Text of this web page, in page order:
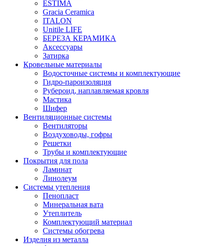
ESTIMA
Gracia Ceramica
ITALON
Unitile LIFE
БЕРЕЗА КЕРАМИКА
Аксессуары
Затирка
Кровельные материалы
Водосточные системы и комплектующие
Гидро-пароизоляция
Рубероид, наплавляемая кровля
Мастика
Шифер
Вентиляционные системы
Вентиляторы
Воздуховоды, гофры
Решетки
Трубы и комплектующие
Покрытия для пола
Ламинат
Линолеум
Системы утепления
Пенопласт
Минеральная вата
Утеплитель
Комплектующий материал
Системы обогрева
Изделия из металла